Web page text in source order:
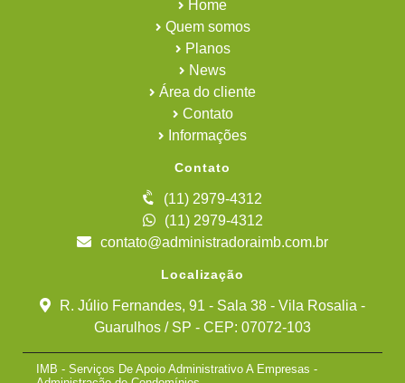
Home
Quem somos
Planos
News
Área do cliente
Contato
Informações
Contato
(11) 2979-4312
(11) 2979-4312
contato@administradoraimb.com.br
Localização
R. Júlio Fernandes, 91 - Sala 38 - Vila Rosalia -
Guarulhos / SP - CEP: 07072-103
IMB - Serviços De Apoio Administrativo A Empresas -